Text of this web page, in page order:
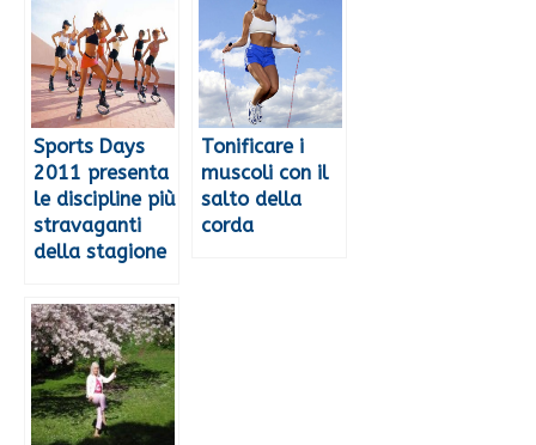
Sports Days
2011 presenta
le discipline più
stravaganti
della stagione
Tonificare i
muscoli con il
salto della
corda